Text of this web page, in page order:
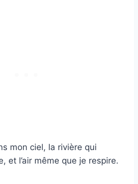
mon ciel, la rivière qui
et l’air même que je respire.